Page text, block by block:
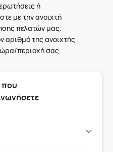
ή
με την ανοιχτή
πελατών μας.
αριθμό της ανοιχτής
περιοχή σας.